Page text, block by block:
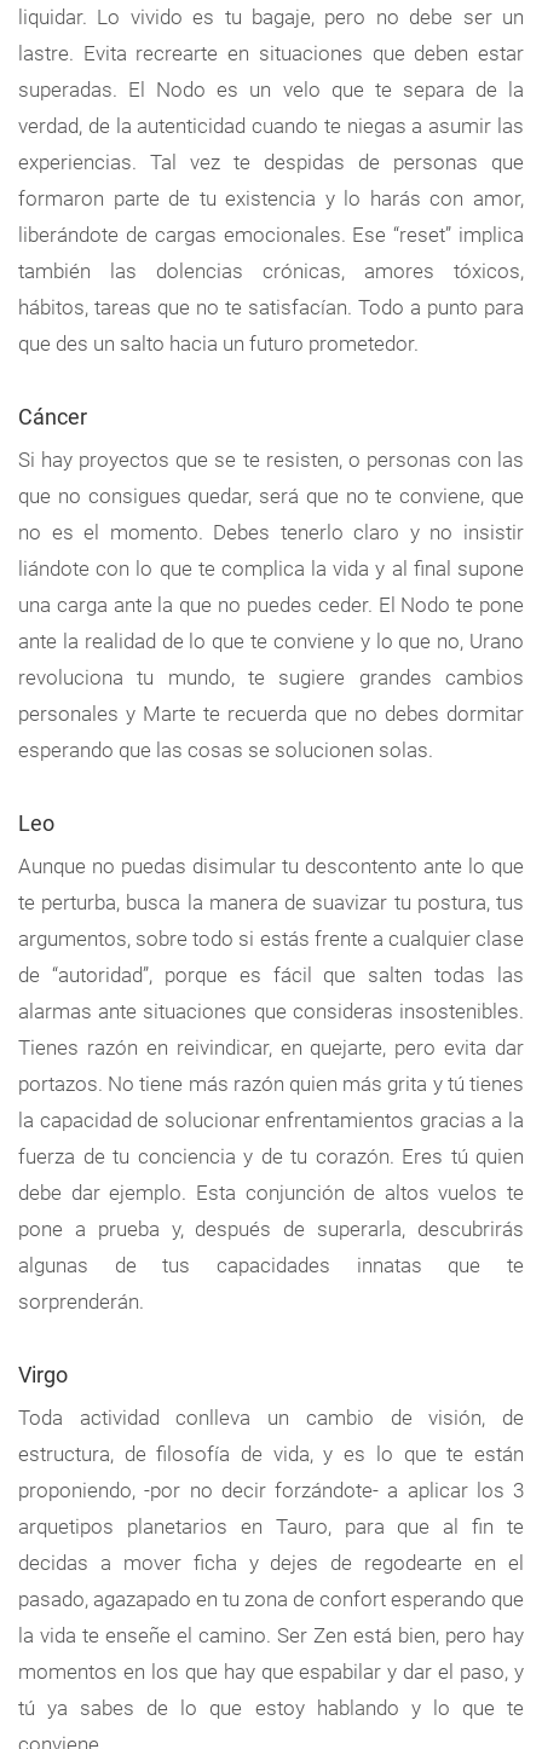
liquidar. Lo vivido es tu bagaje, pero no debe ser un
lastre. Evita recrearte en situaciones que deben estar
superadas. El Nodo es un velo que te separa de la
verdad, de la autenticidad cuando te niegas a asumir las
experiencias. Tal vez te despidas de personas que
formaron parte de tu existencia y lo harás con amor,
liberándote de cargas emocionales. Ese “reset” implica
también las dolencias crónicas, amores tóxicos,
hábitos, tareas que no te satisfacían. Todo a punto para
que des un salto hacia un futuro prometedor.
Cáncer
Si hay proyectos que se te resisten, o personas con las
que no consigues quedar, será que no te conviene, que
no es el momento. Debes tenerlo claro y no insistir
liándote con lo que te complica la vida y al final supone
una carga ante la que no puedes ceder. El Nodo te pone
ante la realidad de lo que te conviene y lo que no, Urano
revoluciona tu mundo, te sugiere grandes cambios
personales y Marte te recuerda que no debes dormitar
esperando que las cosas se solucionen solas.
Leo
Aunque no puedas disimular tu descontento ante lo que
te perturba, busca la manera de suavizar tu postura, tus
argumentos, sobre todo si estás frente a cualquier clase
de “autoridad”, porque es fácil que salten todas las
alarmas ante situaciones que consideras insostenibles.
Tienes razón en reivindicar, en quejarte, pero evita dar
portazos. No tiene más razón quien más grita y tú tienes
la capacidad de solucionar enfrentamientos gracias a la
fuerza de tu conciencia y de tu corazón. Eres tú quien
debe dar ejemplo. Esta conjunción de altos vuelos te
pone a prueba y, después de superarla, descubrirás
algunas de tus capacidades innatas que te
sorprenderán.
Virgo
Toda actividad conlleva un cambio de visión, de
estructura, de filosofía de vida, y es lo que te están
proponiendo, -por no decir forzándote- a aplicar los 3
arquetipos planetarios en Tauro, para que al fin te
decidas a mover ficha y dejes de regodearte en el
pasado, agazapado en tu zona de confort esperando que
la vida te enseñe el camino. Ser Zen está bien, pero hay
momentos en los que hay que espabilar y dar el paso, y
tú ya sabes de lo que estoy hablando y lo que te